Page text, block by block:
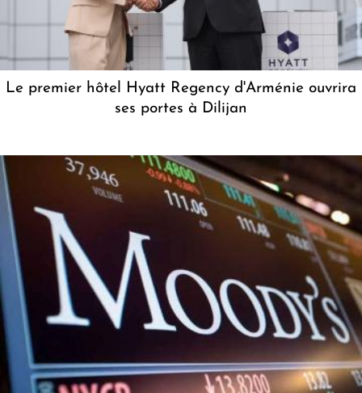
Le premier hôtel Hyatt Regency d'Arménie ouvrira
ses portes à Dilijan